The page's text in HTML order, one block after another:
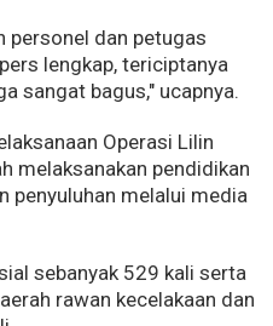
personel dan petugas
lengkap, tericiptanya
sangat bagus," ucapnya.
Operasi Lilin
melaksanakan pendidikan
penyuluhan melalui media
sebanyak 529 kali serta
rawan kecelakaan dan